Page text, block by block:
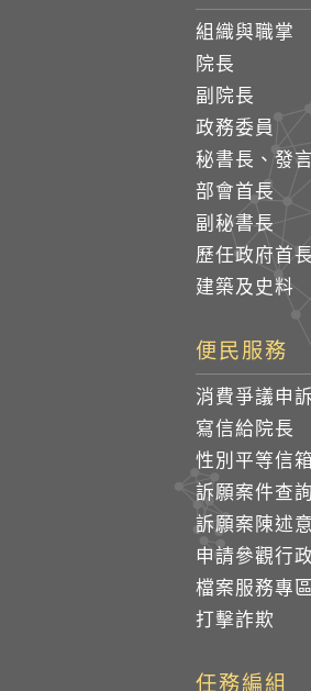
組織與職掌
院長
副院長
政務委員
秘書長、發
部會首長
副秘書長
歷任政府首長
建築及史料
便民服務
消費爭議申
寫信給院長
性別平等信箱
訴願案件查詢
訴願案陳述
申請參觀行
檔案服務專區
打擊詐欺
任務編組